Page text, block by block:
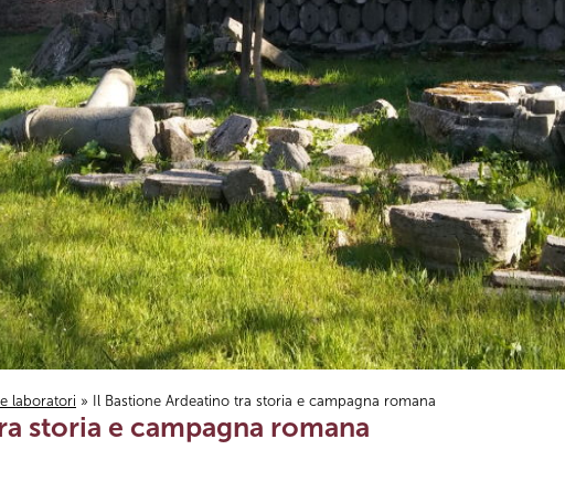
laboratori » Il Bastione Ardeatino tra storia e campagna romana
storia e campagna romana